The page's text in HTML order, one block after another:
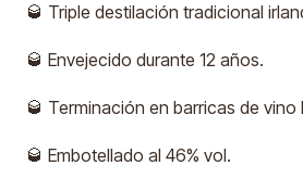
🥃 Triple destilación tradicional
🥃 Envejecido durante 12 años.
🥃 Terminación en barricas de vino
🥃 Embotellado al 46% vol.